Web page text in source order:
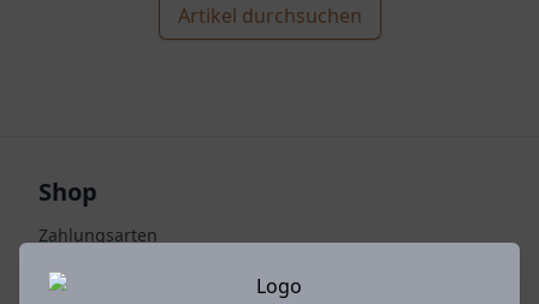
Artikel durchsuchen
Shop
Zahlungsarten
Versandarten & -kosten